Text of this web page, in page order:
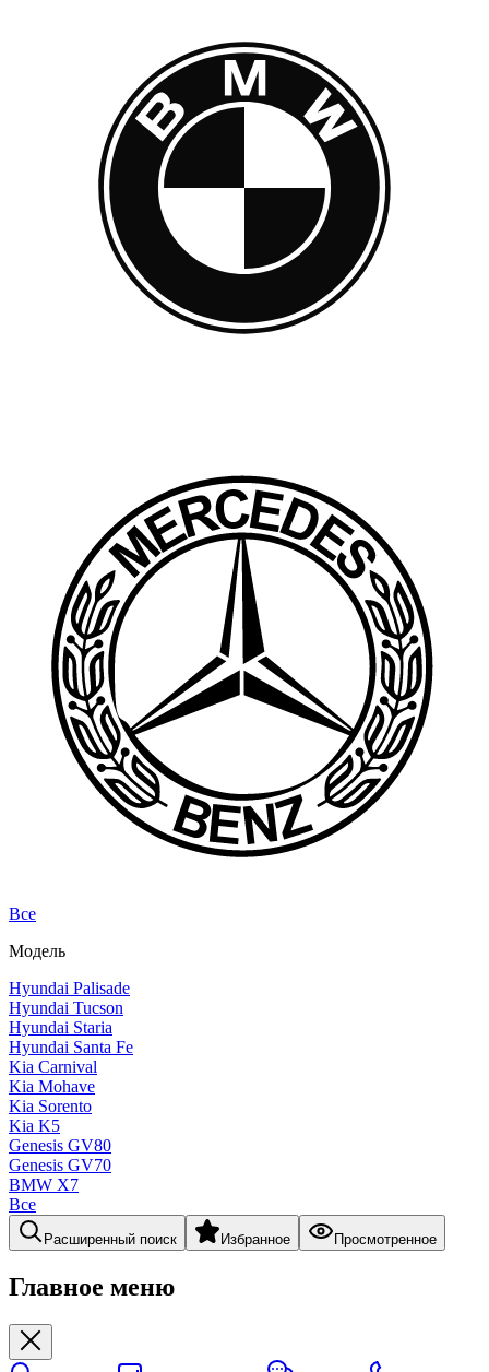
Все
Модель
Hyundai Palisade
Hyundai Tucson
Hyundai Staria
Hyundai Santa Fe
Kia Carnival
Kia Mohave
Kia Sorento
Kia K5
Genesis GV80
Genesis GV70
BMW X7
Все
Расширенный поиск Избранное Просмотренное
Главное меню